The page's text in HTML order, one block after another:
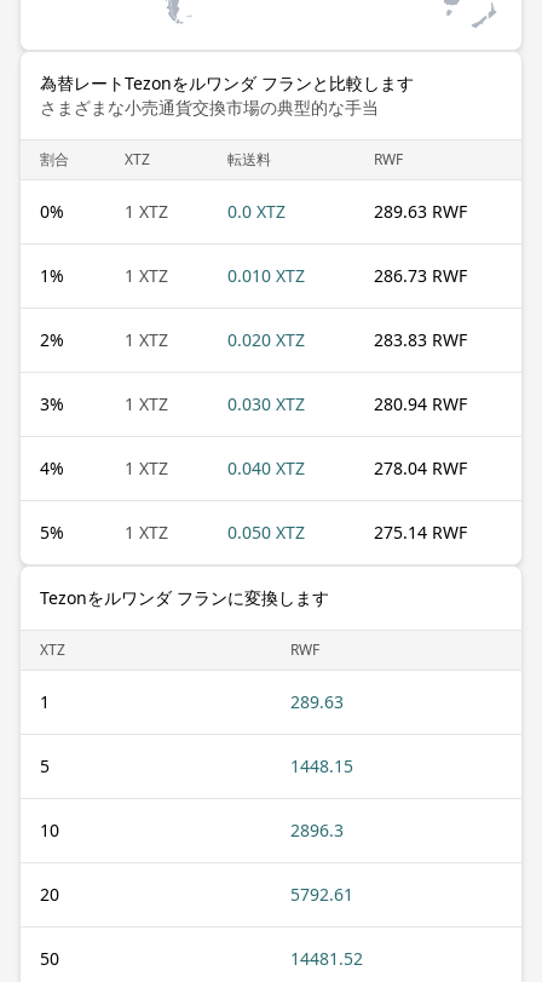
為替レートTezonをルワンダ フランと比較します
さまざまな小売通貨交換市場の典型的な手当
割合 XTZ 転送料 RWF
0% 1 XTZ 0.0 XTZ 289.63 RWF
1% 1 XTZ 0.010 XTZ 286.73 RWF
2% 1 XTZ 0.020 XTZ 283.83 RWF
3% 1 XTZ 0.030 XTZ 280.94 RWF
4% 1 XTZ 0.040 XTZ 278.04 RWF
5% 1 XTZ 0.050 XTZ 275.14 RWF
Tezonをルワンダ フランに変換します
XTZ RWF
1 289.63
5 1448.15
10 2896.3
20 5792.61
50 14481.52